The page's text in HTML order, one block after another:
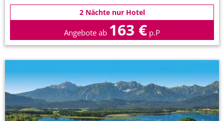
2 Nächte nur Hotel
Angebote ab 163 € p.P